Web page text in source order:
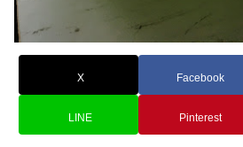
X Facebook
LINE Pinterest